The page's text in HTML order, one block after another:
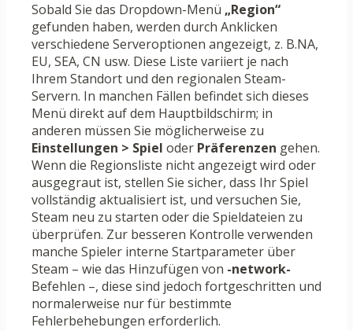
Sobald Sie das Dropdown-Menü „Region“
gefunden haben, werden durch Anklicken
verschiedene Serveroptionen angezeigt, z. B.NA,
EU, SEA, CN usw. Diese Liste variiert je nach
Ihrem Standort und den regionalen Steam-
Servern. In manchen Fällen befindet sich dieses
Menü direkt auf dem Hauptbildschirm; in
anderen müssen Sie möglicherweise zu
Einstellungen > Spiel oder Präferenzen gehen.
Wenn die Regionsliste nicht angezeigt wird oder
ausgegraut ist, stellen Sie sicher, dass Ihr Spiel
vollständig aktualisiert ist, und versuchen Sie,
Steam neu zu starten oder die Spieldateien zu
überprüfen. Zur besseren Kontrolle verwenden
manche Spieler interne Startparameter über
Steam – wie das Hinzufügen von -network-
Befehlen –, diese sind jedoch fortgeschritten und
normalerweise nur für bestimmte
Fehlerbehebungen erforderlich.